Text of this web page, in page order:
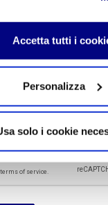
Accetta tutti i
Personalizza
solo i cookie